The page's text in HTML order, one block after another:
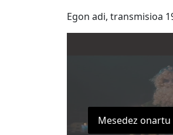
Egon adi, transmisioa
Mesedez